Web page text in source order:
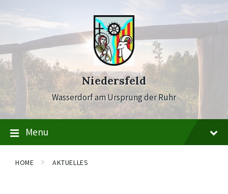
to
to
to
Niedersfeld
Wasserdorf am Ursprung der Ruhr
Menu
HOME AKTUELLES